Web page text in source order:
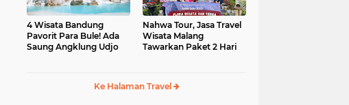
4 Wisata Bandung
Pavorit Para Bule! Ada
Saung Angklung Udjo
Nahwa Tour, Jasa Travel
Wisata Malang
Tawarkan Paket 2 Hari
Ke Halaman Travel